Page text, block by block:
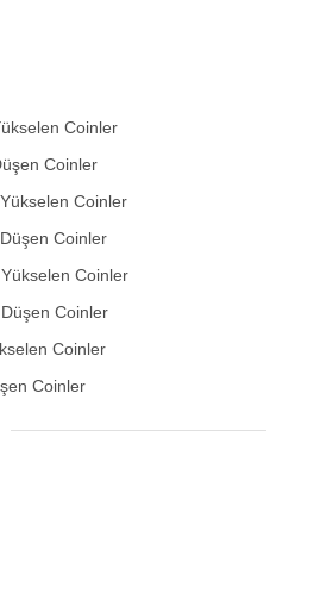
Coinler
Coinler
Coinler
Coinler
Coinler
Coinler
Coinler
Coinler